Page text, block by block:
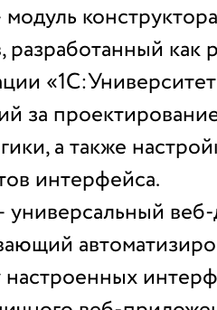
разработанный как
за
а также
интерфейса.
универсальный
настроенных